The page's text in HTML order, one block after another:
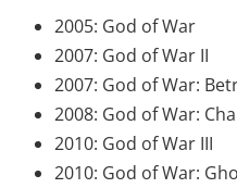
2005: God of War
2007: God of War II
2007: God of War:
2008: God of War:
2010: God of War III
2010: God of War: